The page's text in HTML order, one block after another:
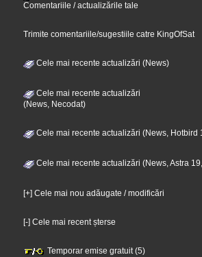
Comentariile / actualizările tale
Trimite comentariile/sugestiile catre KingOfSat
Cele mai recente actualizări (News)
Cele mai recente actualizări
(News, Necodat)
Cele mai recente actualizări (News, Hotbird
Cele mai recente actualizări (News, Astra
[+] Cele mai nou adăugate / modificări
[-] Cele mai recent șterse
Temporar emise gratuit (5)